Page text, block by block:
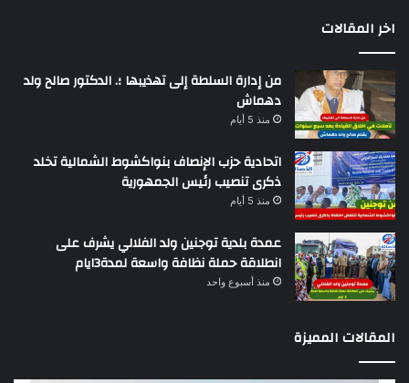
اخر المقالات
من إدارة السلطة إلى تهذيبها ؛. الدكتور صالح ولد
دهماش
منذ 5 أيام
اتحادية حزب الإنصاف بنواكشوط الشمالية تخلد
ذكرى تنصيب رئيس الجمهورية
منذ 5 أيام
عمدة بلدية توجنين ولد الفلالي يشرف على
انطلاقة حملة نظافة واسعة لمدة3ايام
منذ أسبوع واحد
المقالات المميزة